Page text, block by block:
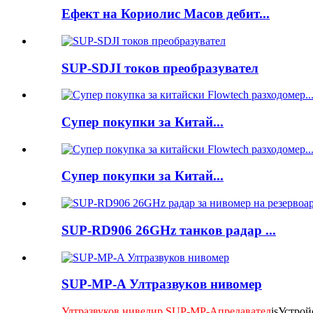
Ефект на Кориолис Масов дебит...
SUP-SDJI токов преобразувател
Супер покупки за Китай...
Супер покупки за Китай...
SUP-RD906 26GHz танков радар ...
SUP-MP-A Ултразвуков нивомер